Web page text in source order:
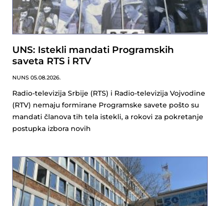
UNS: Istekli mandati Programskih
saveta RTS i RTV
NUNS 05.08.2026.
Radio-televizija Srbije (RTS) i Radio-televizija Vojvodine
(RTV) nemaju formirane Programske savete pošto su
mandati članova tih tela istekli, a rokovi za pokretanje
postupka izbora novih